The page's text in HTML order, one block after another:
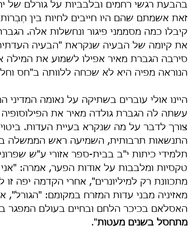
בהבעת רגשי רחמים ובלבביות על גורלם של
זאת אשמתם שהם היו חייבים לחיות בין
קיבלו כמה מסממני פיגור ונחשלות אלה.
את קיומה של הבעיה שנקראת "הבעיה
סירבה הגברת מאיר אפילו לשמוע את
הנוראה מפיה היא לא שכחה ללוותה ב"חס
היינו אולי עוברים בשתיקה על נאומה
עשתה לה הגברת גולדה מאיר את
צורך לדבר על מה שנקרא בעיית העדות.
תלמידי כיתות י"ב בבית-ספר אזורי ע"ש
טקסיות ומלבבות על אודות הפער, אמרה: "אני
מתכוונת רק למיליונרים", אחרי הקדמה יפה
מאזיניה מבני עדות המזרח במקומם: "הגורל",
האסלאם בכיכר הלחם ובחיים בעולם המפגר
מתחסל בשנים מעטות".